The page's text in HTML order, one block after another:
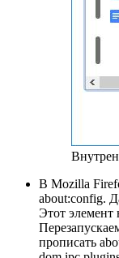
В Mozilla
about:config.
Этот элемент
прописать